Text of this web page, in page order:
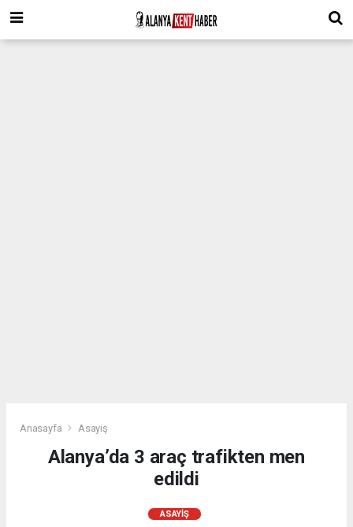
Anasayfa Asayiş
Alanya’da 3 araç trafikten men
edildi
ASAYIŞ